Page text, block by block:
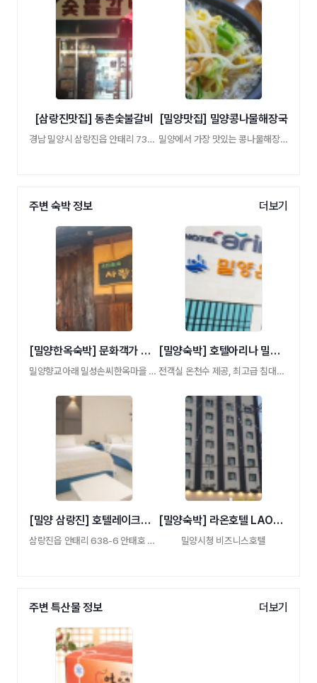
[삼랑진맛집] 동촌숯불갈비
경남 밀양시 삼랑진읍 안태리 735-3
[밀양맛집] 밀양콩나물해장국
밀양에서 가장 맛있는 콩나물해장국
주변 숙박 정보 더보기
[밀양한옥숙박] 문화객가 사랑채
밀양향교아래 밀성손씨한옥마을 손대식고가
[밀양숙박] 호텔아리나 밀양온천
전객실 온천수 제공, 최고급 침대와 침구,밀 …
[밀양 삼랑진] 호텔레이크호텔
삼랑진읍 안태리 638-6 안태호 천태호 호수
[밀양숙박] 라온호텔 LAON HOTEL
밀양시청 비즈니스호텔
주변 특산물 정보 더보기